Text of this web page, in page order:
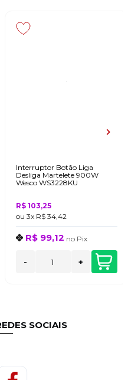
Interruptor Botão Liga
Desliga Martelete 900W
Wesco WS3228KU
R$ 103,25
ou 3x R$ 34,42
R$ 99,12 no Pix
- +
SOCIAIS